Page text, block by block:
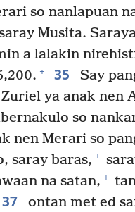
so nanlapuan
Musita.
a lalakin
+ 35
Say
ya anak nen
so
nen Merari so
saray baras, +
na satan, +
37
ontan met ed